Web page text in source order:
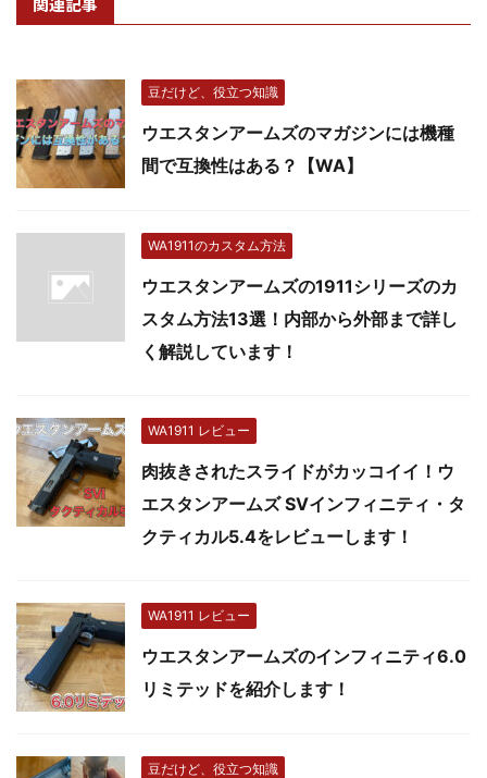
豆だけど、役立つ知識
ウエスタンアームズのマガジンには機種
間で互換性はある？【WA】
WA1911のカスタム方法
ウエスタンアームズの1911シリーズのカ
スタム方法13選！内部から外部まで詳し
く解説しています！
WA1911 レビュー
肉抜きされたスライドがカッコイイ！ウ
エスタンアームズ SVインフィニティ・タ
クティカル5.4をレビューします！
WA1911 レビュー
ウエスタンアームズのインフィニティ6.0
リミテッドを紹介します！
豆だけど、役立つ知識